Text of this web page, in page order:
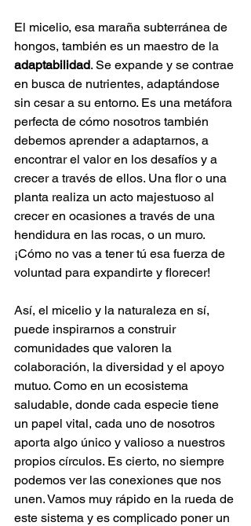
El micelio, esa maraña subterránea de
hongos, también es un maestro de la
adaptabilidad. Se expande y se contrae
en busca de nutrientes, adaptándose
sin cesar a su entorno. Es una metáfora
perfecta de cómo nosotros también
debemos aprender a adaptarnos, a
encontrar el valor en los desafíos y a
crecer a través de ellos. Una flor o una
planta realiza un acto majestuoso al
crecer en ocasiones a través de una
hendidura en las rocas, o un muro.
¡Cómo no vas a tener tú esa fuerza de
voluntad para expandirte y florecer!
Así, el micelio y la naturaleza en sí,
puede inspirarnos a construir
comunidades que valoren la
colaboración, la diversidad y el apoyo
mutuo. Como en un ecosistema
saludable, donde cada especie tiene
un papel vital, cada uno de nosotros
aporta algo único y valioso a nuestros
propios círculos. Es cierto, no siempre
podemos ver las conexiones que nos
unen. Vamos muy rápido en la rueda de
este sistema y es complicado poner un